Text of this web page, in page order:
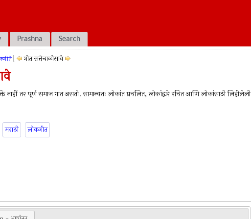
Prashna Search
गीत सत्तेचाळीसावे
तर पूर्ण समाज गात असतो. सामान्यतः लोकांत प्रचलित, लोकांद्वारे रचित आणि लोकांसाठी लिहीलेली
मराठी लोकगीत